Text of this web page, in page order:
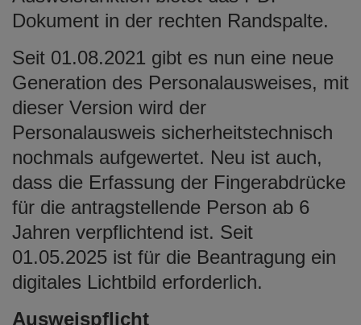
Dokument in der rechten Randspalte.
Seit 01.08.2021 gibt es nun eine neue
Generation des Personalausweises, mit
dieser Version wird der
Personalausweis sicherheitstechnisch
nochmals aufgewertet. Neu ist auch,
dass die Erfassung der Fingerabdrücke
für die antragstellende Person ab 6
Jahren verpflichtend ist. Seit
01.05.2025 ist für die Beantragung ein
digitales Lichtbild erforderlich.
Ausweispflicht